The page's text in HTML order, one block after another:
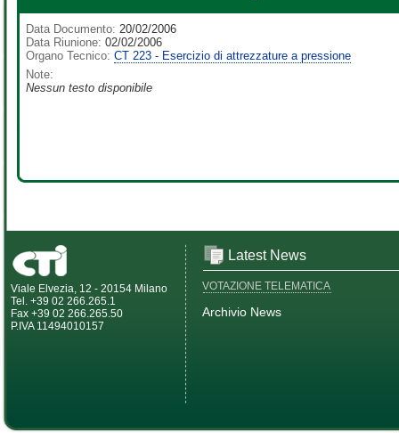
Data Documento: 20/02/2006
Data Riunione: 02/02/2006
Organo Tecnico: CT 223 - Esercizio di attrezzature a pressione
Note:
Nessun testo disponibile
Viale Elvezia, 12 - 20154 Milano
Tel. +39 02 266.265.1
Fax +39 02 266.265.50
P.IVA 11494010157
Latest News
VOTAZIONE TELEMATICA
Archivio News